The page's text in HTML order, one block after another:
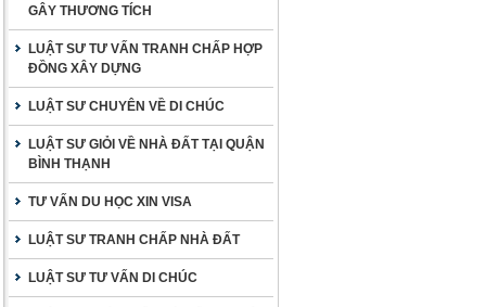
GÂY THƯƠNG TÍCH
LUẬT SƯ TƯ VẤN TRANH CHẤP HỢP
ĐỒNG XÂY DỰNG
LUẬT SƯ CHUYÊN VỀ DI CHÚC
LUẬT SƯ GIỎI VỀ NHÀ ĐẤT TẠI QUẬN
BÌNH THẠNH
TƯ VẤN DU HỌC XIN VISA
LUẬT SƯ TRANH CHẤP NHÀ ĐẤT
LUẬT SƯ TƯ VẤN DI CHÚC